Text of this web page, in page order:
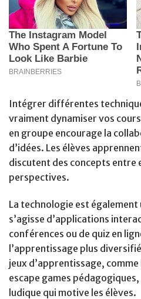
Intégrer différentes
vraiment dynamiser vos
en groupe encourage la
d’idées. Les élèves
discutent des concepts entre
perspectives.
La technologie est également
s’agisse d’applications
conférences ou de quiz en
l’apprentissage plus
jeux d’apprentissage,
escape games
ludique qui motive les élèves.